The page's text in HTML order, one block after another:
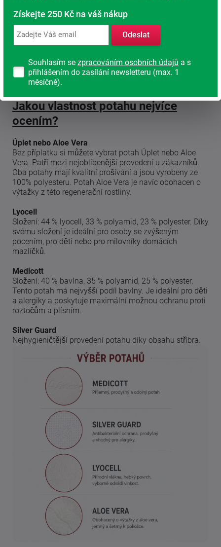
Jakou vlastnost potahu nejvíce
ocením?
Úplet nebo Aloe Vera
Bez příplatku si můžete vybrat potah Úplet nebo Aloe
Vera. Patří mezi nejoblíbenější provedení u zákazníků.
Oba potahy mají kvalitní prošívání a jsou vyrobeny ze
100% polyesteru. Potah Aloe Vera je navíc obohacen o
výtažky z této regenerační rostliny.
Lyocell
Složení: 44 % lyocell, 33 % polyamid, 23 % polyester. Díky
svému složení je ideální pro osoby se zvýšeným
pocením, pro děti nebo pro milovníky domácích
mazlíčků.
Medicott
Složení: 40 % bavlna, 35 % polyamid, 25 % polyester.
Tento potah má nejvyšší podíl bavlny. Je ideální pro děti
a alergiky a poskytuje maximální možnou ochranu proti
roztočům a plísním.
Silver Guard
Nejhygieničtější provedení potahu díky obsahu stříbra.
Získejte 250 Kč na váš nákup
Odeslat
Souhlasím se zpracováním osobních údajů a s
přihlášením do zasílání newsletteru (max. 1
měsíčně).